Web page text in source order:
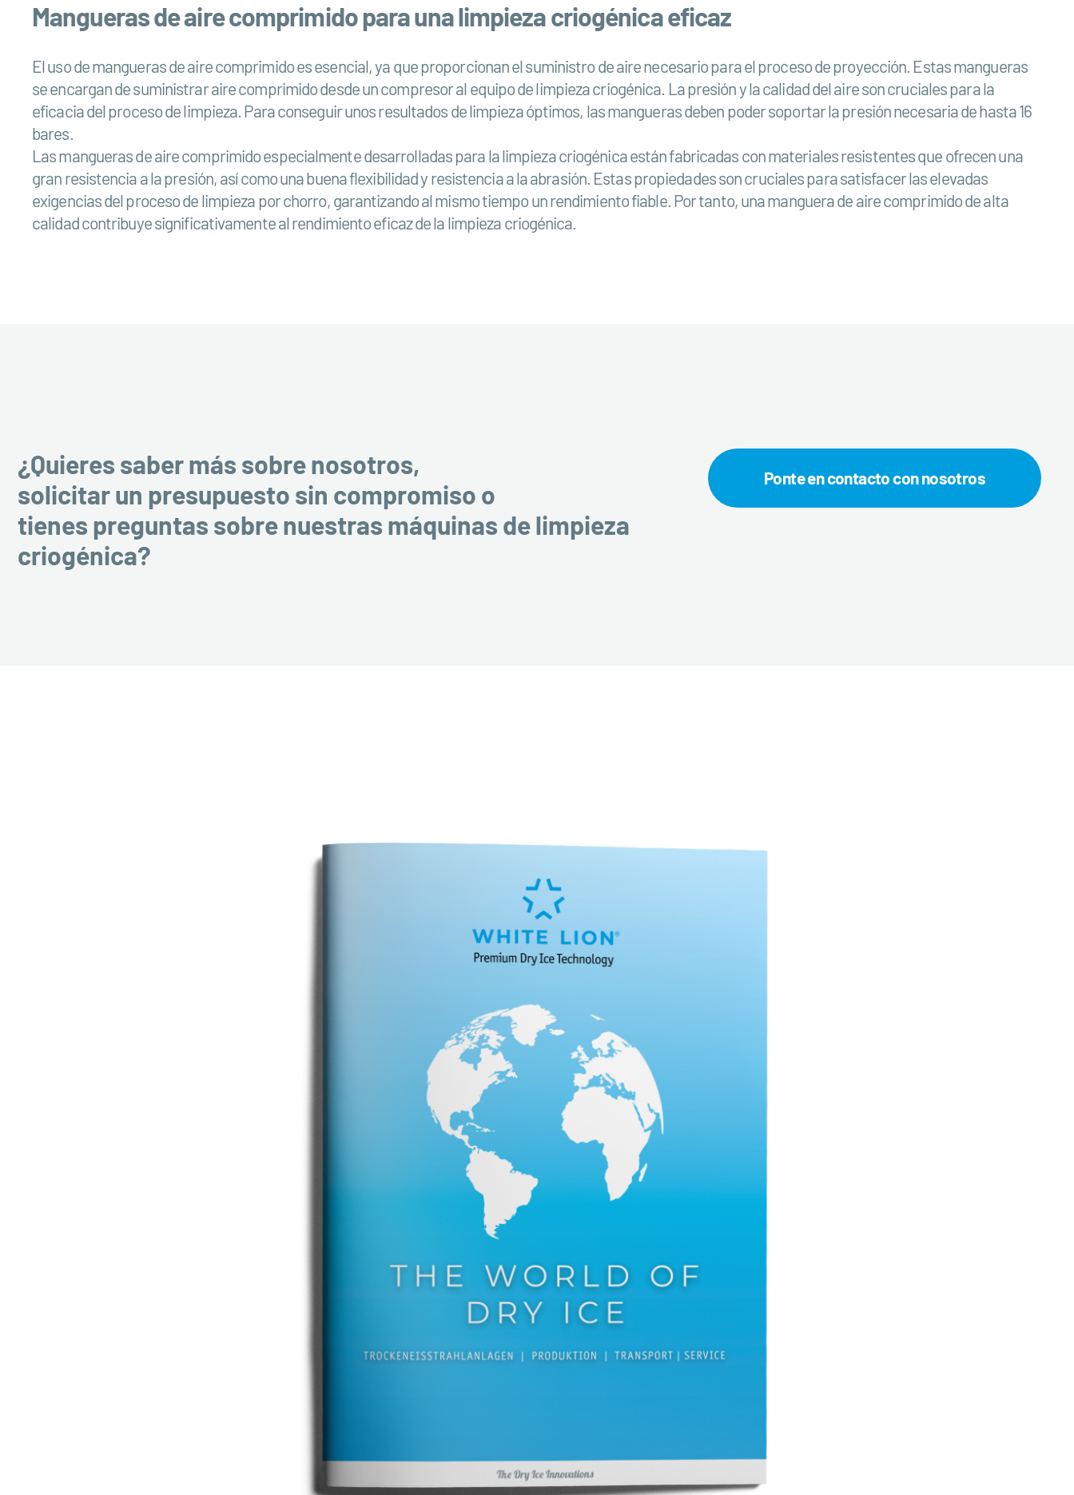
Mangueras de aire comprimido para una limpieza criogénica eficaz
El uso de mangueras de aire comprimido es esencial, ya que proporcionan el suministro de aire necesario para el proceso de proyección. Estas mangueras
se encargan de suministrar aire comprimido desde un compresor al equipo de limpieza criogénica. La presión y la calidad del aire son cruciales para la
eficacia del proceso de limpieza. Para conseguir unos resultados de limpieza óptimos, las mangueras deben poder soportar la presión necesaria de hasta 16
bares.
Las mangueras de aire comprimido especialmente desarrolladas para la limpieza criogénica están fabricadas con materiales resistentes que ofrecen una
gran resistencia a la presión, así como una buena flexibilidad y resistencia a la abrasión. Estas propiedades son cruciales para satisfacer las elevadas
exigencias del proceso de limpieza por chorro, garantizando al mismo tiempo un rendimiento fiable. Por tanto, una manguera de aire comprimido de alta
calidad contribuye significativamente al rendimiento eficaz de la limpieza criogénica.
¿Quieres saber más sobre nosotros,
solicitar un presupuesto sin compromiso o
tienes preguntas sobre nuestras máquinas de limpieza
criogénica?
Ponte en contacto con nosotros